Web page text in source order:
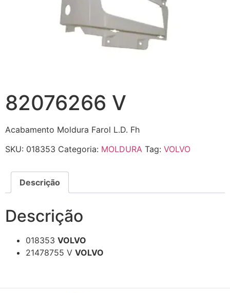
82076266 V
Acabamento Moldura Farol L.D. Fh
SKU: 018353 Categoria: MOLDURA Tag: VOLVO
Descrição
Descrição
018353 VOLVO
21478755 V VOLVO